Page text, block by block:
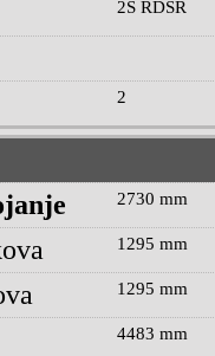
2S RDSR
2
2730 mm
1295 mm
1295 mm
4483 mm